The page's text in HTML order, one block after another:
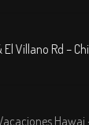
El Villano Rd –